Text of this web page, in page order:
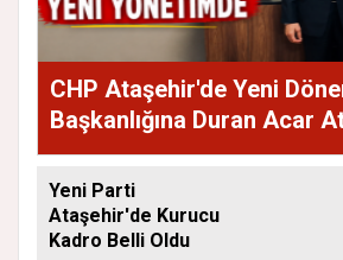
CHP Ataşehir'de Yeni
Başkanlığına Duran Acar
Yeni Parti
Ataşehir'de Kurucu
Kadro Belli Oldu